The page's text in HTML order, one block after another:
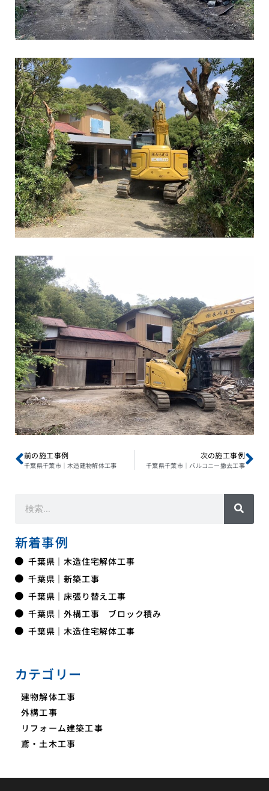
前の施工事例
千葉県千葉市｜木造建物解体工事
次の施工事例
千葉県千葉市｜バルコニー撤去工事
新着事例
千葉県｜木造住宅解体工事
千葉県｜新築工事
千葉県｜床張り替え工事
千葉県｜外構工事 ブロック積み
千葉県｜木造住宅解体工事
カテゴリー
建物解体工事
外構工事
リフォーム建築工事
鳶・土木工事